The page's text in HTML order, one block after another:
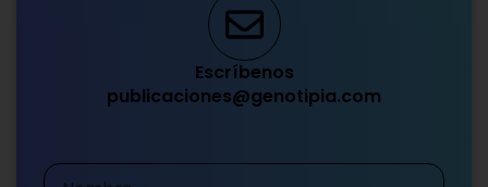
Escríbenos
publicaciones@genotipia.com
Nombre